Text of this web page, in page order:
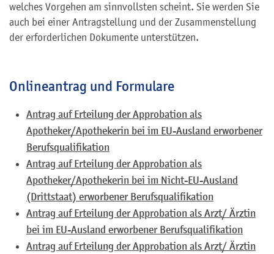
welches Vorgehen am sinnvollsten scheint. Sie werden Sie
auch bei einer Antragstellung und der Zusammenstellung
der erforderlichen Dokumente unterstützen.
Onlineantrag und Formulare
Antrag auf Erteilung der Approbation als
Apotheker/Apothekerin bei im EU-Ausland erworbener
Berufsqualifikation
Antrag auf Erteilung der Approbation als
Apotheker/Apothekerin bei im Nicht-EU-Ausland
(Drittstaat) erworbener Berufsqualifikation
Antrag auf Erteilung der Approbation als Arzt/ Ärztin
bei im EU-Ausland erworbener Berufsqualifikation
Antrag auf Erteilung der Approbation als Arzt/ Ärztin